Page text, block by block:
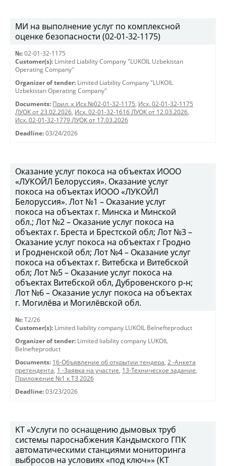
МИ на выполнение услуг по комплексной
оценке безопасности (02-01-32-1175)
№: 02-01-32-1175
Customer(s): Limited Liability Company "LUKOIL Uzbekistan
Operating Company"
Organizer of tender: Limited Liability Company "LUKOIL
Uzbekistan Operating Company"
Documents: Прил. к Исх.№02-01-32-1175, Исх. 02-01-32-1175
ЛУОК от 23.02.2026, Исх. 02-01-32-1616 ЛУОК от 12.03.2026,
Исх. 02-01-32-1779 ЛУОК от 17.03.2026
Deadline: 03/24/2026
Оказание услуг покоса на объектах ИООО
«ЛУКОЙЛ Белоруссия». Оказание услуг
покоса на объектах ИООО «ЛУКОЙЛ
Белоруссия». Лот №1 – Оказание услуг
покоса на объектах г. Минска и Минской
обл.; Лот №2 – Оказание услуг покоса на
объектах г. Бреста и Брестской обл; Лот №3 –
Оказание услуг покоса на объектах г Гродно
и Гродненской обл; Лот №4 – Оказание услуг
покоса на объектах г. Витебска и Витебской
обл; Лот №5 – Оказание услуг покоса на
объектах Витебской обл, Дубровенского р-н;
Лот №6 – Оказание услуг покоса на объектах
г. Могилёва и Могилёвской обл.
№: T2/26
Customer(s): Limited liability company LUKOIL Belnefteproduct
Organizer of tender: Limited liability company LUKOIL
Belnefteproduct
Documents: 16-Объявление об открытии тендера, 2 -Анкета
претендента, 1 -Заявка на участие, 13-Техническое задание,
Приложение №1 к ТЗ 2026
Deadline: 03/23/2026
KT «Услуги по оснащению дымовых труб
системы пароснабжения Кандымского ГПК
автоматическими станциями мониторинга
выбросов на условиях «под ключ»» (КТ